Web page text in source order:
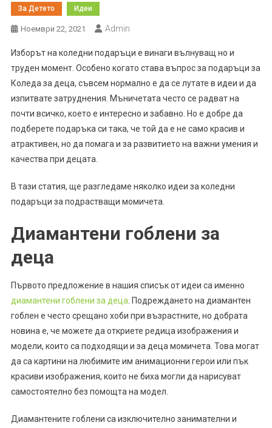
За Детето Идеи
Ноември 22, 2021 Admin
Изборът на коледни подаръци е винаги вълнуващ но и
труден момент. Особено когато става въпрос за подаръци за
Коледа за деца, съвсем нормално е да се лутате в идеи и да
изпитвате затруднения. Мъничетата често се радват на
почти всичко, което е интересно и забавно. Но е добре да
подберете подаръка си така, че той да е не само красив и
атрактивен, но да помага и за развитието на важни умения и
качества при децата.
В тази статия, ще разгледаме няколко идеи за коледни
подаръци за подрастващи момичета.
Диамантени гоблени за
деца
Първото предложение в нашия списък от идеи са именно
диамантени гоблени за деца . Подреждането на диамантен
гоблен е често срещано хоби при възрастните, но добрата
новина е, че можете да откриете редица изображения и
модели, които са подходящи и за деца момичета. Това могат
да са картини на любимите им анимационни герои или пък
красиви изображения, които не биха могли да нарисуват
самостоятелно без помощта на модел.
Диамантените гоблени са изключително занимателни и